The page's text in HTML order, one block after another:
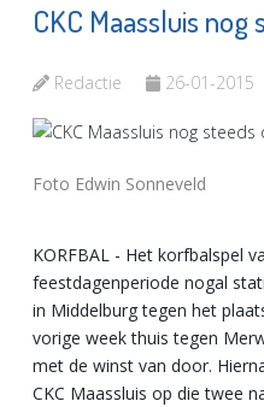
CKC Maassluis
Redactie 26-01-2015
Foto Edwin Sonneveld
KORFBAL - Het korfbalspel
feestdagenperiode nogal
in Middelburg tegen het
vorige week thuis tegen
met de winst van door.
CKC Maassluis op die twee